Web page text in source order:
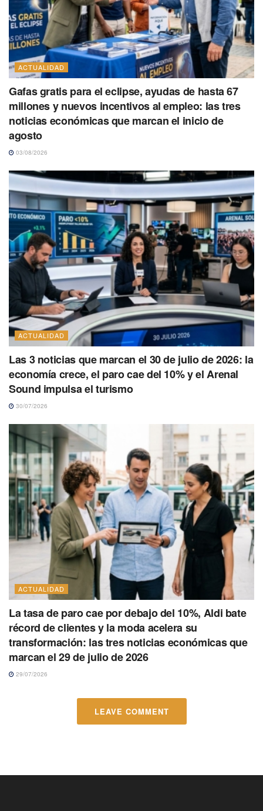
ACTUALIDAD
Gafas gratis para el eclipse, ayudas de hasta 67
millones y nuevos incentivos al empleo: las tres
noticias económicas que marcan el inicio de
agosto
03/08/2026
ACTUALIDAD
Las 3 noticias que marcan el 30 de julio de 2026: la
economía crece, el paro cae del 10% y el Arenal
Sound impulsa el turismo
30/07/2026
ACTUALIDAD
La tasa de paro cae por debajo del 10%, Aldi bate
récord de clientes y la moda acelera su
transformación: las tres noticias económicas que
marcan el 29 de julio de 2026
29/07/2026
LEAVE COMMENT